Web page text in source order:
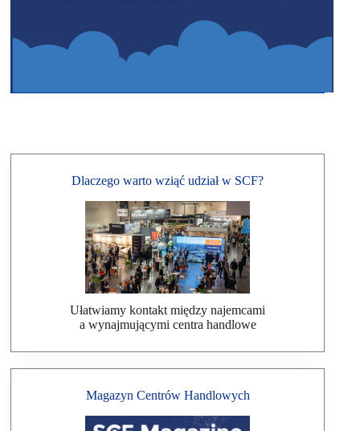
Dlaczego warto wziąć udział w SCF?
Ułatwiamy kontakt między najemcami
a wynajmującymi centra handlowe
Magazyn Centrów Handlowych